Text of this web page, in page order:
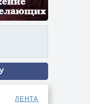
ЛЕНТА